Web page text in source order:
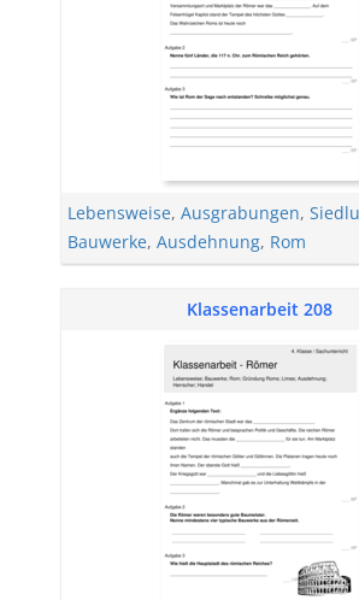
Lebensweise, Ausgrabungen,
Bauwerke, Ausdehnung, Rom
Klassenarbeit 208